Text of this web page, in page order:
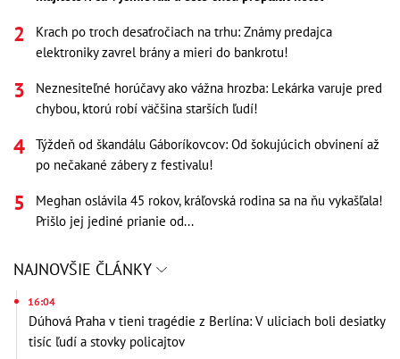
Krach po troch desaťročiach na trhu: Známy predajca
elektroniky zavrel brány a mieri do bankrotu!
Neznesiteľné horúčavy ako vážna hrozba: Lekárka varuje pred
chybou, ktorú robí väčšina starších ľudí!
Týždeň od škandálu Gáboríkovcov: Od šokujúcich obvinení až
po nečakané zábery z festivalu!
Meghan oslávila 45 rokov, kráľovská rodina sa na ňu vykašľala!
Prišlo jej jediné prianie od...
NAJNOVŠIE ČLÁNKY
16:04
Dúhová Praha v tieni tragédie z Berlína: V uliciach boli desiatky
tisíc ľudí a stovky policajtov